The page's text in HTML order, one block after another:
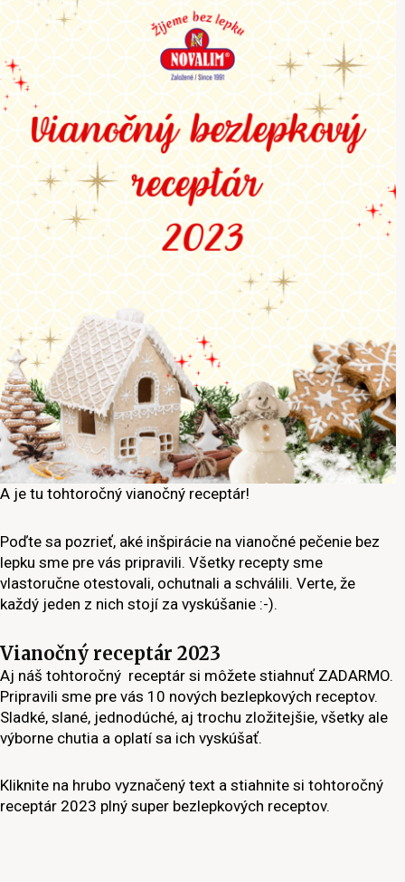
A je tu tohtoročný vianočný receptár!
Poďte sa pozrieť, aké inšpirácie na vianočné pečenie bez
lepku sme pre vás pripravili. Všetky recepty sme
vlastoručne otestovali, ochutnali a schválili. Verte, že
každý jeden z nich stojí za vyskúšanie :-).
Vianočný receptár 2023
Aj náš tohtoročný receptár si môžete stiahnuť ZADARMO.
Pripravili sme pre vás 10 nových bezlepkových receptov.
Sladké, slané, jednodúché, aj trochu zložitejšie, všetky ale
výborne chutia a oplatí sa ich vyskúšať.
Kliknite na hrubo vyznačený text a stiahnite si tohtoročný
receptár 2023 plný super bezlepkových receptov.